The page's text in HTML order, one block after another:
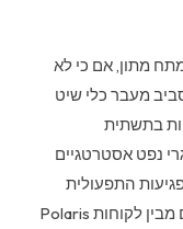
התאפיינה במתח מתון, אם כי לא
מעבר כלי שיט
בתשתית
נפט אסטרטגיים
התפעולית
לעומת המצב לפני עשור. עבור רוב העסקים מבין לקוחות Polaris